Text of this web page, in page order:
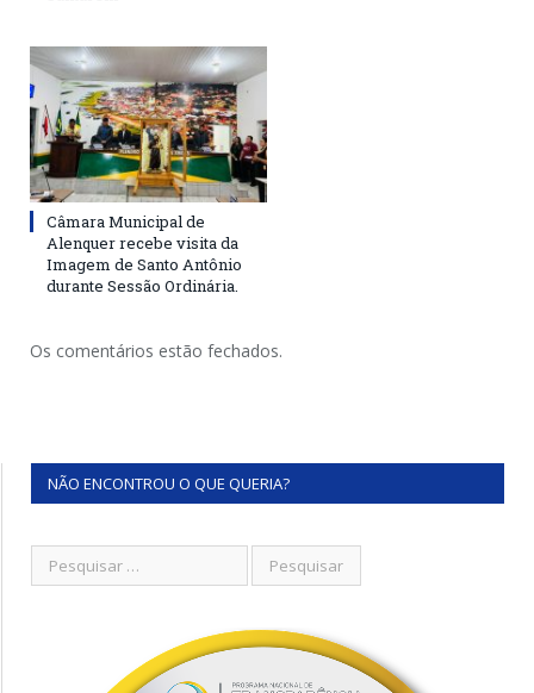
Câmara Municipal de
Alenquer recebe visita da
Imagem de Santo Antônio
durante Sessão Ordinária.
Os comentários estão fechados.
NÃO ENCONTROU O QUE QUERIA?